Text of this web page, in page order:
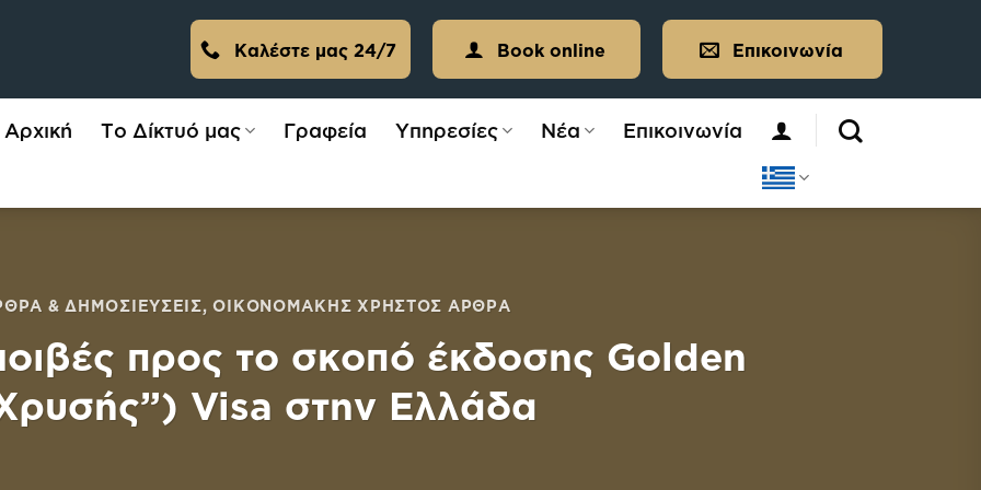
Καλέστε μας 24/7 Book online Επικοινωνία
Αρχική Το Δίκτυό μας Γραφεία Υπηρεσίες Νέα Επικοινωνία
& ΔΗΜΟΣΙΕΎΣΕΙΣ,ΟΙΚΟΝΟΜΆΚΗΣ ΧΡΉΣΤΟΣ ΆΡΘΡΑ
προς το σκοπό έκδοσης Golden
Visa στην Ελλάδα